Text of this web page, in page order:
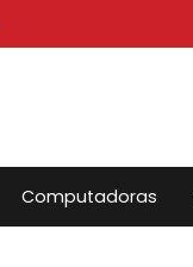
Computadoras